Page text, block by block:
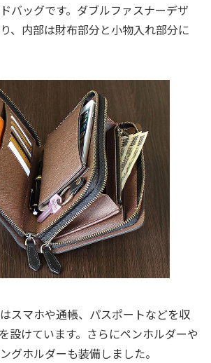
バッグです。ダブルファスナーデザ
、内部は財布部分と小物入れ部分に
スマホや通帳、パスポートなどを収
設けています。さらにペンホルダーや
グホルダーも装備しました。